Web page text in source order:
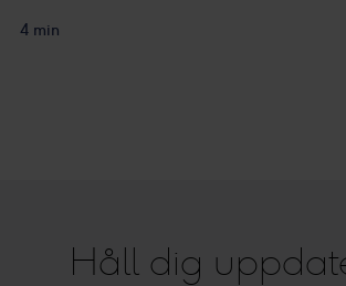
4 min
Håll dig